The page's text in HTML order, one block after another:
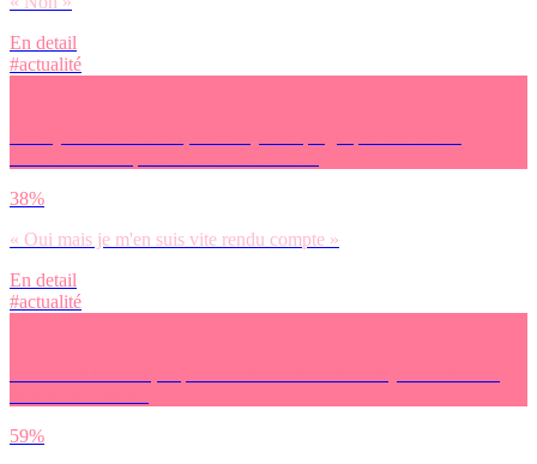
En detail
#actualité
38%
« Oui mais je m'en suis vite rendu compte »
En detail
#actualité
59%